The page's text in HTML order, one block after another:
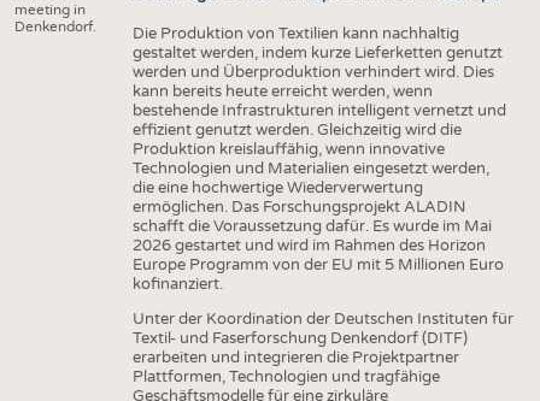
meeting in
Denkendorf.
Die Produktion von Textilien kann nachhaltig
gestaltet werden, indem kurze Lieferketten genutzt
werden und Überproduktion verhindert wird. Dies
kann bereits heute erreicht werden, wenn
bestehende Infrastrukturen intelligent vernetzt und
effizient genutzt werden. Gleichzeitig wird die
Produktion kreislauffähig, wenn innovative
Technologien und Materialien eingesetzt werden,
die eine hochwertige Wiederverwertung
ermöglichen. Das Forschungsprojekt ALADIN
schafft die Voraussetzung dafür. Es wurde im Mai
2026 gestartet und wird im Rahmen des Horizon
Europe Programm von der EU mit 5 Millionen Euro
kofinanziert.
Unter der Koordination der Deutschen Instituten für
Textil- und Faserforschung Denkendorf (DITF)
erarbeiten und integrieren die Projektpartner
Plattformen, Technologien und tragfähige
Geschäftsmodelle für eine zirkuläre